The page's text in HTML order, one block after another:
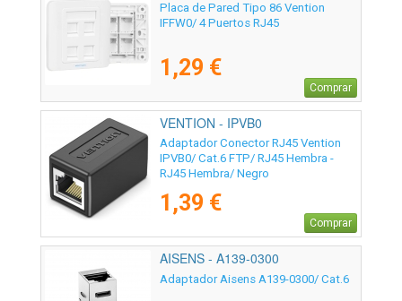
Placa de Pared Tipo 86 Vention
IFFW0/ 4 Puertos RJ45
1,29 €
Comprar
VENTION - IPVB0
Adaptador Conector RJ45 Vention
IPVB0/ Cat.6 FTP/ RJ45 Hembra -
RJ45 Hembra/ Negro
1,39 €
Comprar
AISENS - A139-0300
Adaptador Aisens A139-0300/ Cat.6